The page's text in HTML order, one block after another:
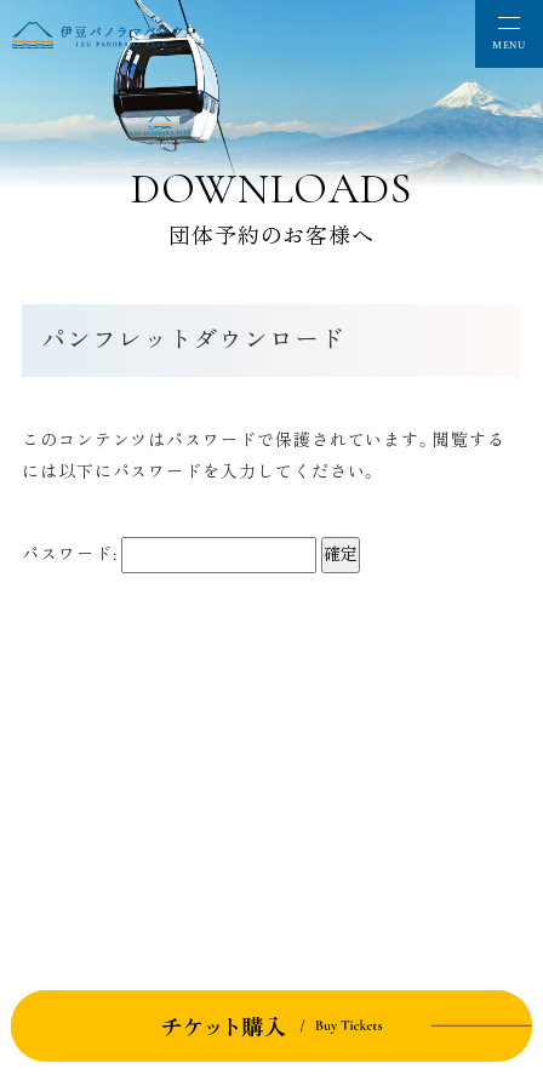
DOWNLOADS
団体予約のお客様へ
パンフレットダウンロード
このコンテンツはパスワードで保護されています。閲覧する
には以下にパスワードを入力してください。
パスワード: